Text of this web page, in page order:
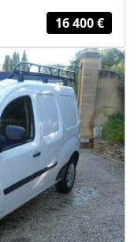
16 400 €